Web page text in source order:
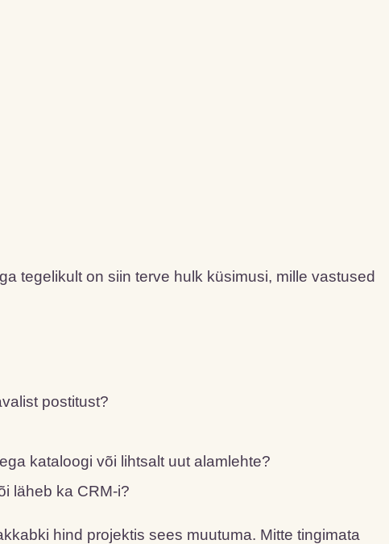
tegelikult on siin terve hulk küsimusi, mille vastused
postitust?
kataloogi või lihtsalt uut alamlehte?
läheb ka CRM-i?
hind projektis sees muutuma. Mitte tingimata